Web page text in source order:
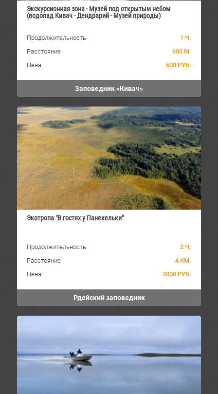
Экскурсионная зона - Музей под открытым небом
(водопад Кивач - Дендрарий - Музей природы)
Продолжительность
1 Ч.
Расстояние
600 М.
Цена
600 РУБ.
Заповедник «Кивач»
Экотропа "В гостях у Панекельки"
Продолжительность
2 Ч.
Расстояние
4 КМ.
Цена
2000 РУБ.
Рдейский заповедник